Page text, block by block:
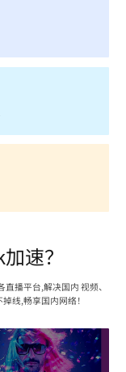
速？
播平台,解决国内 视频、
线,畅享国内网络！